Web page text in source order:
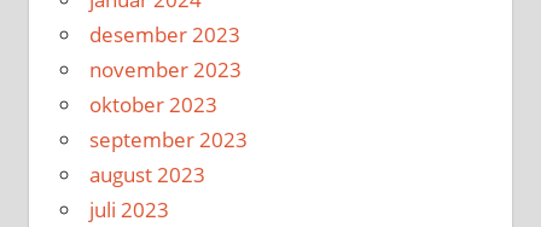
desember 2023
november 2023
oktober 2023
september 2023
august 2023
juli 2023